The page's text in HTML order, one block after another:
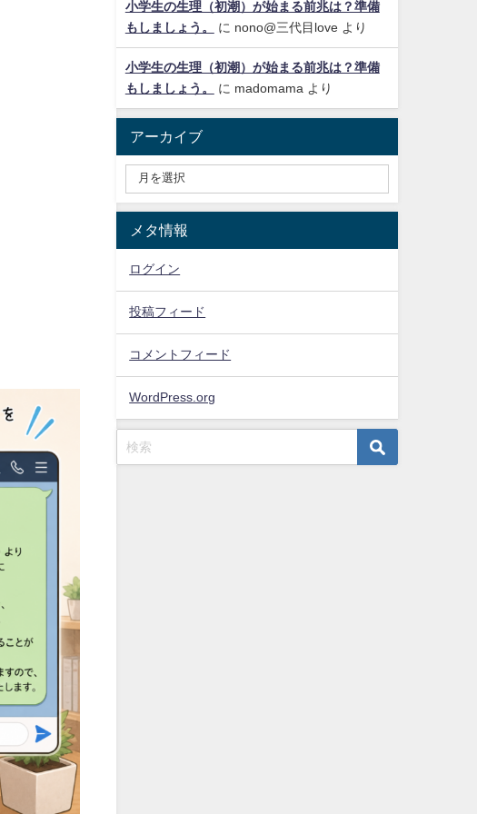
小学生の生理（初潮）が始まる前兆は？準備
もしましょう。
に nono@三代目loveより
小学生の生理（初潮）が始まる前兆は？準備
もしましょう。
に madomama より
アーカイブ
メタ情報
ログイン
投稿フィード
コメントフィード
WordPress.org